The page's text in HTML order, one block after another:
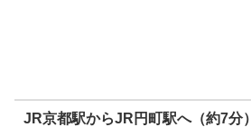
JR京都駅からJR円町駅へ（約7分）